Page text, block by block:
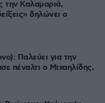
την Καλαμαριά,
δηλώνει ο
Παλεύει για την
πέναλτι ο Μιχαηλίδης,